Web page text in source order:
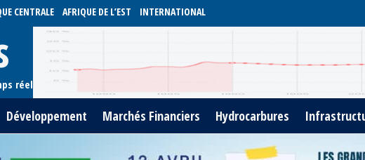
CENTRALE AFRIQUE DE L’EST INTERNATIONAL
Développement Marchés Financiers Hydrocarbures